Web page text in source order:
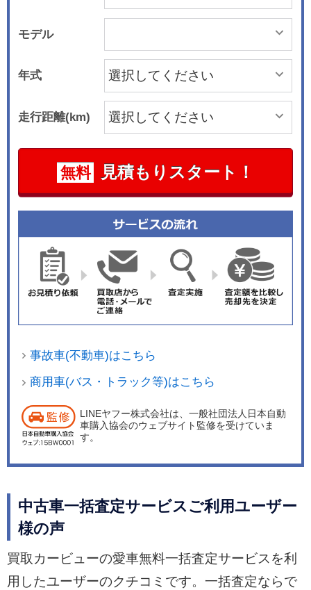
モデル
年式
走行距離(km)
無料 見積もりスタート！
事故車(不動車)はこちら
商用車(バス・トラック等)はこちら
LINEヤフー株式会社は、一般社団法人日本自動
車購入協会のウェブサイト監修を受けていま
す。
中古車一括査定サービスご利用ユーザー
様の声
買取カービューの愛車無料一括査定サービスを利
用したユーザーのクチコミです。一括査定ならで